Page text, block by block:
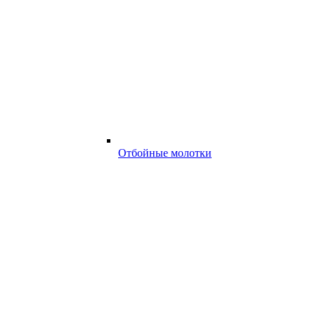
Отбойные молотки